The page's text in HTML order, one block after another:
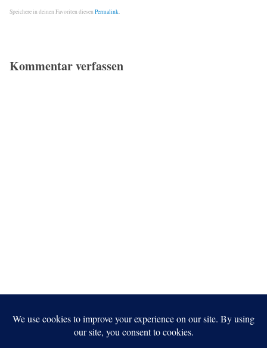
Speichere in deinen Favoriten diesenPermalink.
Kommentar verfassen